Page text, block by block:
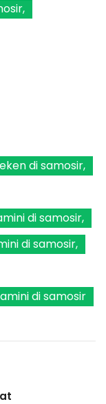
di samosir
di samosir
di samosir
di samosir